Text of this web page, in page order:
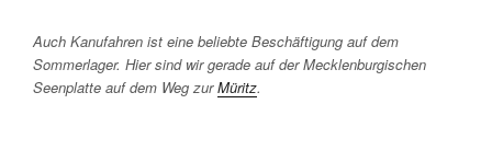
Auch Kanufahren ist eine beliebte Beschäftigung auf dem
Sommerlager. Hier sind wir gerade auf der Mecklenburgischen
Seenplatte auf dem Weg zurMüritz.